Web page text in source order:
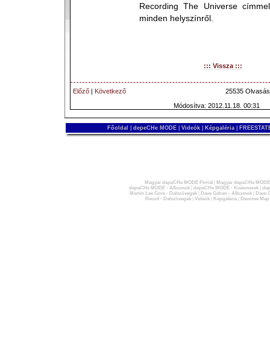
Recording The Universe
minden helyszínről.
::: Vissza :::
Előző | Következő
25535
Módosítva: 2012.11.18. 00:31
Főoldal depeCHe MODE Videók Képgaléria
Magyar depeCHe MODE Portál
Magyar depeCHe
depeCHe MODE - Albumok| depeCHe MODE - Kislemezek|
Martin Lee Gore - Dalszövegek| Dave Gahan - Albumok|
Dave
Recoil - Dalszövegek| Videók| Képgaléria| Devotee Map